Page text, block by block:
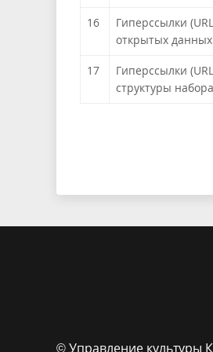
16
Гиперссылки
открытых данных
17
Гиперссылки
структуры
© Управление культуры